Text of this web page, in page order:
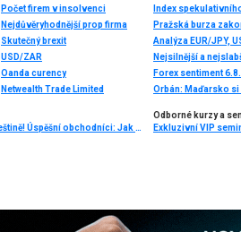
Počet firem v insolvenci
Nejdůvěryhodnější prop firma
Skutečný brexit
USD/ZAR
Oanda curency
Netwealth Trade Limited
Index
Analýza EUR/JPY,
Nejsilnější a
Forex sentiment
Světový bestseller o tradingu v češtině! Úspěšní obchodníci: Jak běžní lidé porážejí Wall Street v jeho vlastní hře
Odborné kurzy a
Exkluzivní VIP